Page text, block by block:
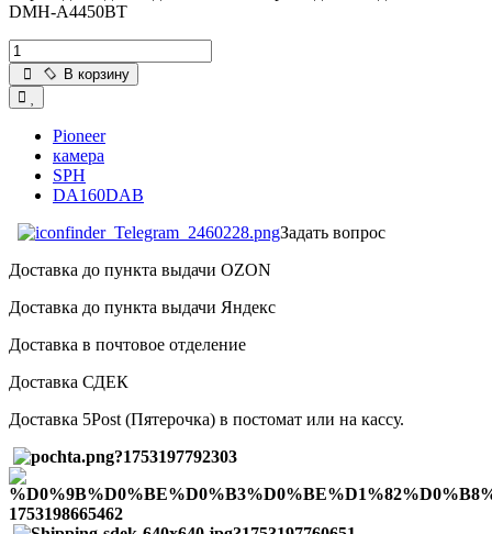
DMH-A4450BT
В корзину
Pioneer
камера
SPH
DA160DAB
Задать вопрос
Доставка до пункта выдачи OZON
Доставка до пункта выдачи Яндекс
Доставка в почтовое отделение
Доставка СДЕК
Доставка 5Post (Пятерочка) в постомат или на кассу.